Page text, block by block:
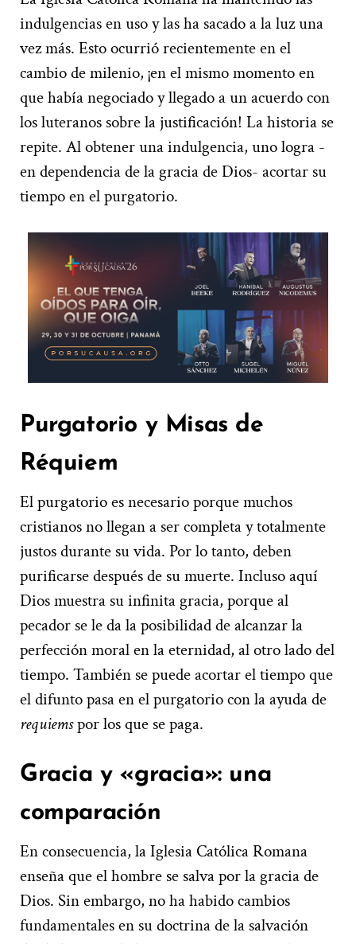
indulgencias en uso y las ha sacado a la luz una
vez más. Esto ocurrió recientemente en el
cambio de milenio, ¡en el mismo momento en
que había negociado y llegado a un acuerdo con
los luteranos sobre la justificación! La historia se
repite. Al obtener una indulgencia, uno logra -
en dependencia de la gracia de Dios- acortar su
tiempo en el purgatorio.
Purgatorio y Misas de
Réquiem
El purgatorio es necesario porque muchos
cristianos no llegan a ser completa y totalmente
justos durante su vida. Por lo tanto, deben
purificarse después de su muerte. Incluso aquí
Dios muestra su infinita gracia, porque al
pecador se le da la posibilidad de alcanzar la
perfección moral en la eternidad, al otro lado del
tiempo. También se puede acortar el tiempo que
el difunto pasa en el purgatorio con la ayuda de
requiemspor los que se paga.
Gracia y «gracia»: una
comparación
En consecuencia, la Iglesia Católica Romana
enseña que el hombre se salva por la gracia de
Dios. Sin embargo, no ha habido cambios
fundamentales en su doctrina de la salvación